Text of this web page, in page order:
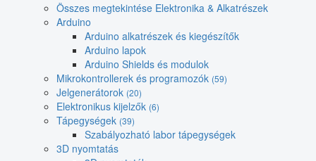
Összes megtekintése Elektronika & Alkatrészek
Arduino
Arduino alkatrészek és kiegészítők
Arduino lapok
Arduino Shields és modulok
Mikrokontrollerek és programozók (59)
Jelgenerátorok (20)
Elektronikus kijelzők (6)
Tápegységek (39)
Szabályozható labor tápegységek
3D nyomtatás